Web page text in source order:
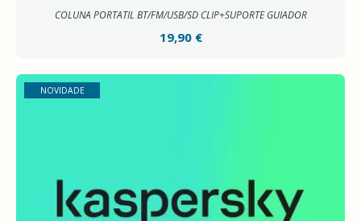
COLUNA PORTATIL BT/FM/USB/SD CLIP+SUPORTE GUIADOR
19,90 €
NOVIDADE